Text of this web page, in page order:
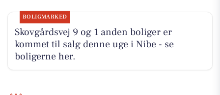
BOLIGMARKED
Skovgårdsvej 9 og 1 anden boliger er
kommet til salg denne uge i Nibe - se
boligerne her.